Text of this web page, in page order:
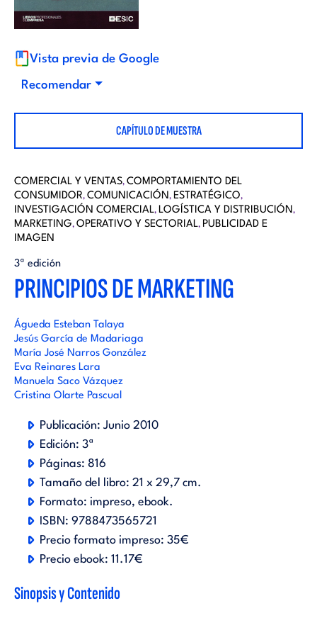
d
t
o
r
i
a
a
Vista previa de Google
Recomendar
CAPÍTULO DE MUESTRA
COMERCIAL Y VENTAS, COMPORTAMIENTO DEL
CONSUMIDOR, COMUNICACIÓN, ESTRATÉGICO,
INVESTIGACIÓN COMERCIAL, LOGÍSTICA Y DISTRIBUCIÓN,
MARKETING, OPERATIVO Y SECTORIAL, PUBLICIDAD E
IMAGEN
3ª edición
PRINCIPIOS DE MARKETING
Águeda Esteban Talaya
Jesús García de Madariaga
María José Narros González
Eva Reinares Lara
Manuela Saco Vázquez
Cristina Olarte Pascual
Publicación: Junio 2010
Edición: 3ª
Páginas: 816
Tamaño del libro: 21 x 29,7 cm.
Formato: impreso ebook.
ISBN: 9788473565721
Precio formato impreso: 35€
Precio ebook: 11.17€
Sinopsis y Contenido